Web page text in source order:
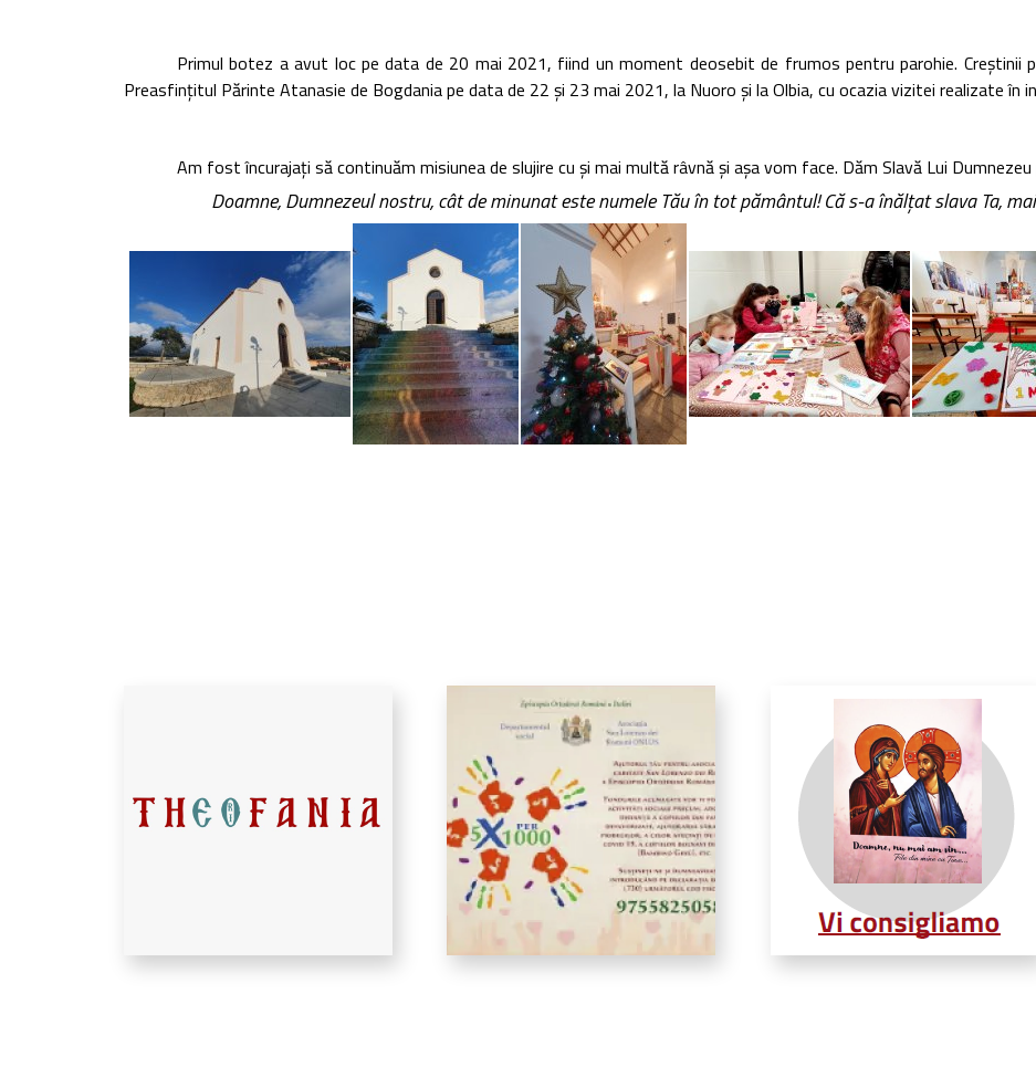
Primul botez a avut loc pe data de 20 mai 2021, fiind un moment deosebit de frumos pentru parohie. Creștinii
Preasfințitul Părinte Atanasie de Bogdania pe data de 22 și 23 mai 2021, la Nuoro și la Olbia, cu ocazia vizitei realizate în
Am fost încurajați să continuăm misiunea de slujire cu și mai multă râvnă și așa vom face. Dăm Slavă Lui
Doamne, Dumnezeul nostru, cât de minunat este numele Tău în tot pământul! Că s-a înălțat slava Ta,